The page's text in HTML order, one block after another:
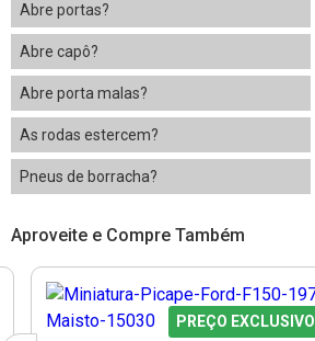
Abre portas?
Abre capô?
Abre porta malas?
As rodas estercem?
Pneus de borracha?
Aproveite e Compre Também
PREÇO EXCLUSIVO